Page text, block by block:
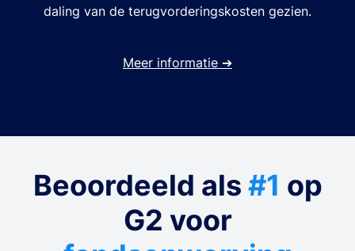
daling van de terugvorderingskosten gezien.
Meer informatie ➔
Beoordeeld als #1 op
G2 voor